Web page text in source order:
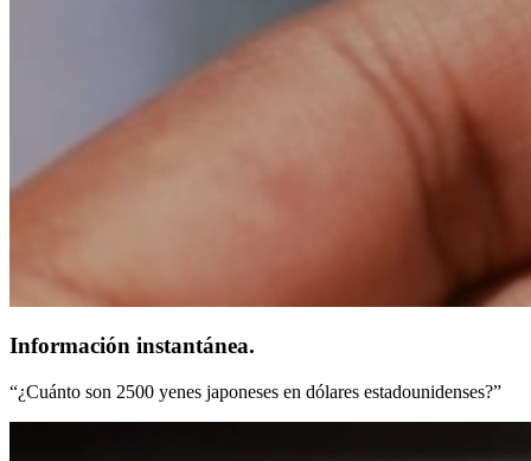
Información instantánea.
“¿Cuánto son 2500 yenes japoneses en dólares estadounidenses?”